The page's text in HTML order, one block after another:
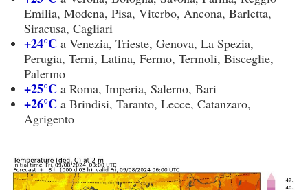
Emilia, Modena, Pisa, Viterbo, Ancona, Barletta,
Siracusa, Cagliari
+24°C a Venezia, Trieste, Genova, La Spezia,
Perugia, Terni, Latina, Fermo, Termoli, Bisceglie,
Palermo
+25°C a Roma, Imperia, Salerno, Bari
+26°C a Brindisi, Taranto, Lecce, Catanzaro,
Agrigento